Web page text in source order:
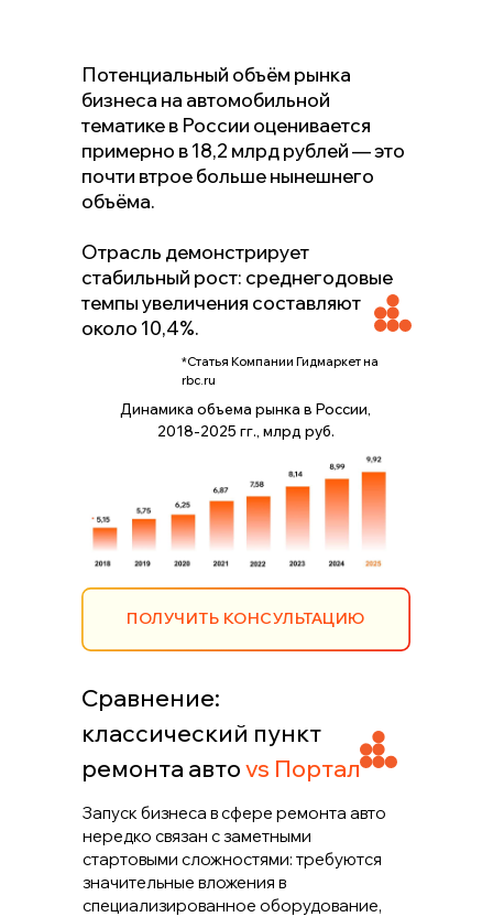
Потенциальный объём рынка
бизнеса на автомобильной
тематике в России оценивается
примерно в 18,2 млрд рублей — это
почти втрое больше нынешнего
объёма.
Отрасль демонстрирует
стабильный рост: среднегодовые
темпы увеличения составляют
около 10,4%.
*Статья Компании Гидмаркет на
rbc.ru
Динамика объема рынка в России,
2018-2025 гг., млрд руб.
ПОЛУЧИТЬ КОНСУЛЬТАЦИЮ
Запуск бизнеса в сфере ремонта авто
нередко связан с заметными
стартовыми сложностями: требуются
значительные вложения в
специализированное оборудование,
Сравнение:
классический пункт
ремонта автоvs Портал